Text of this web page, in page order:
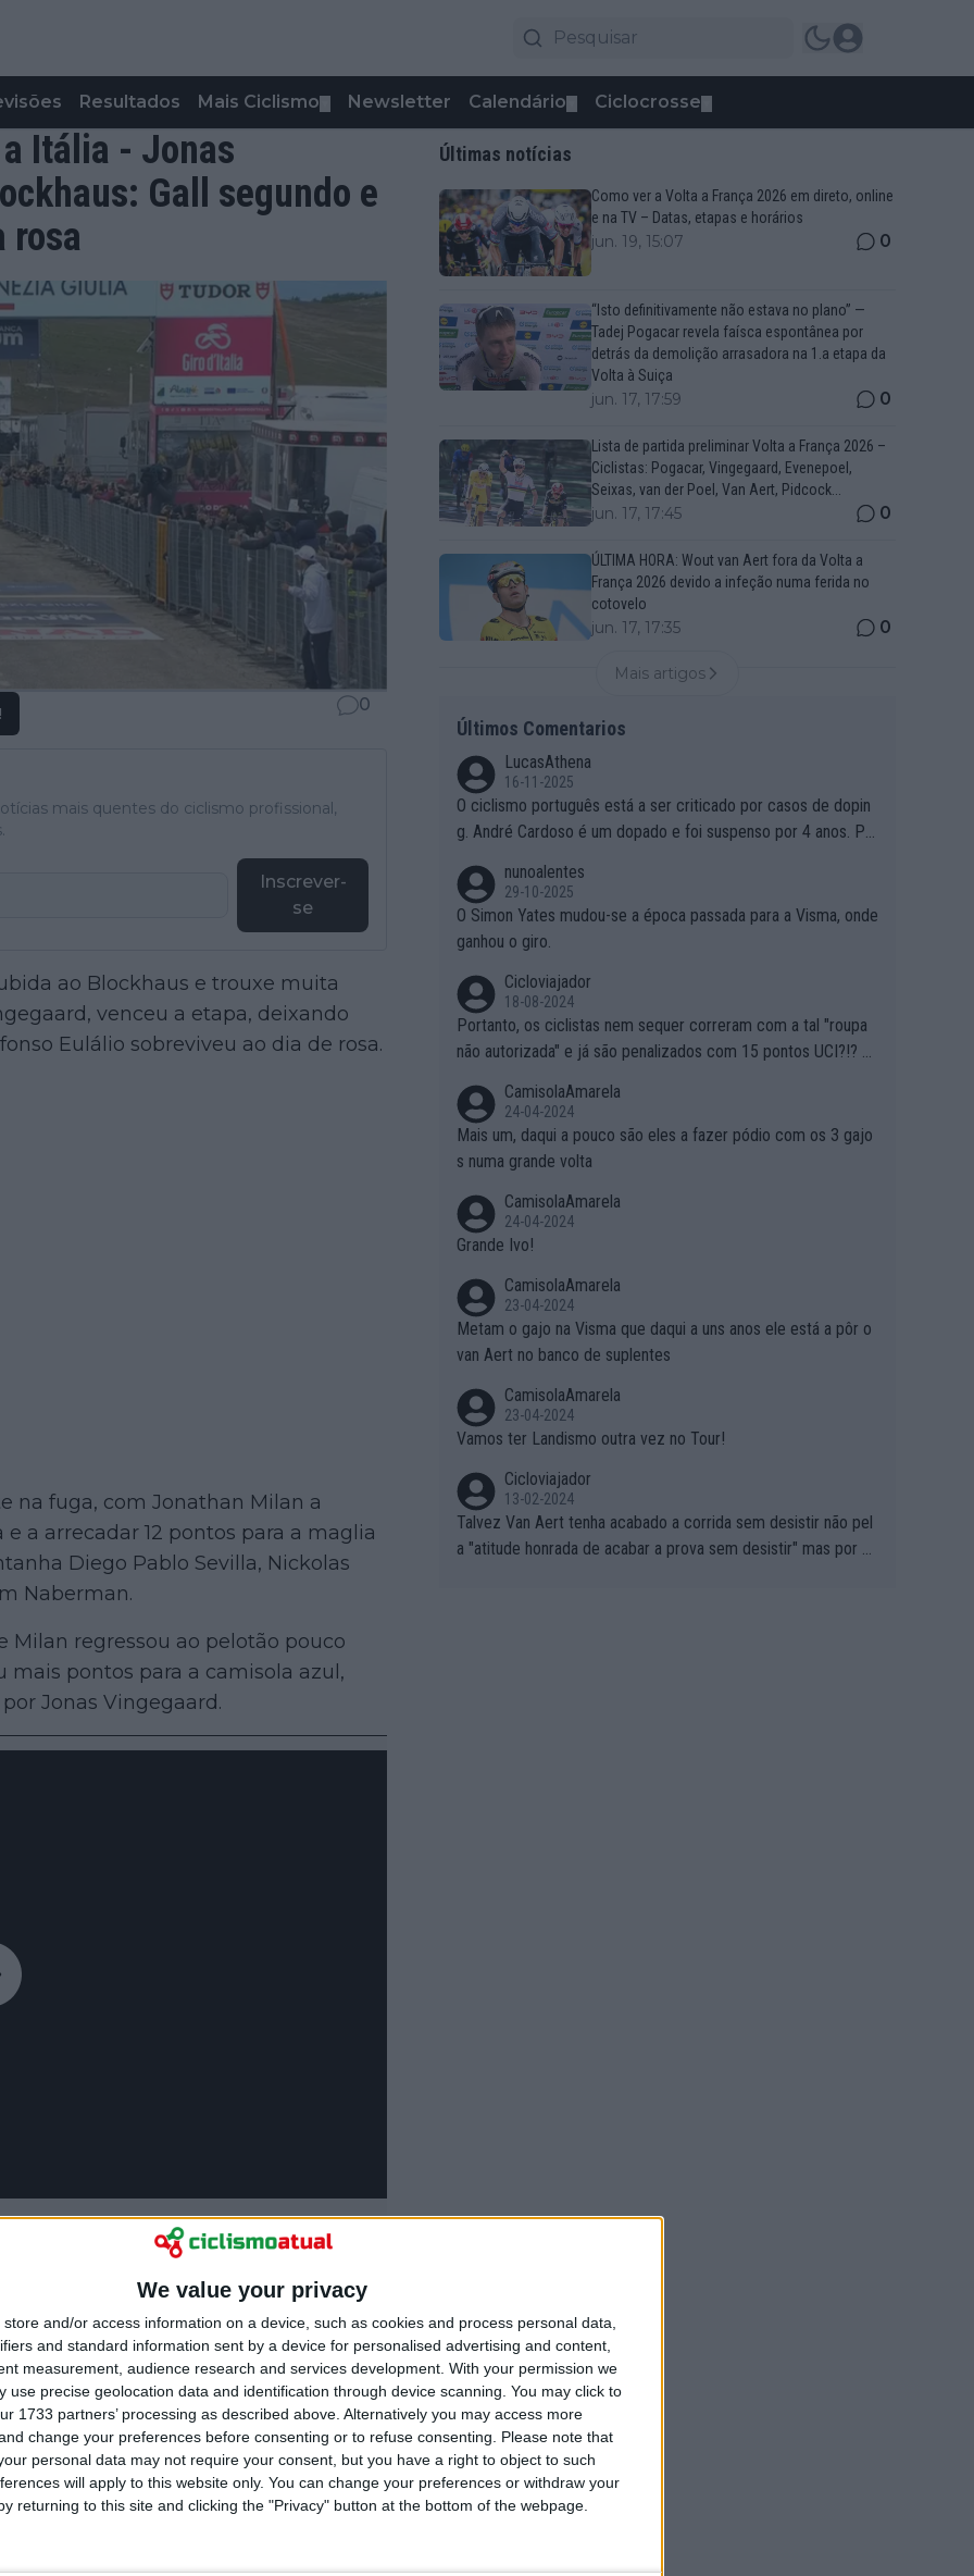
We value your privacy
store and/or access information on a device, such as cookies and process personal data,
and standard information sent by a device for personalised advertising and content,
measurement, audience research and services development. With your permission we
use precise geolocation data and identification through device scanning. You may click to
1733 partners’ processing as described above. Alternatively you may access more
change your preferences before consenting or to refuse consenting.
Please note that
personal data may not require your consent, but you have a right to object to such
will apply to this website only. You can change your preferences or withdraw your
returning to this site and clicking the "Privacy" button at the bottom of the webpage.
Resultados Mais Ciclismo Newsletter Calendário Ciclocrosse
Itália - Jonas
Gall segundo e
rosa
0
mais quentes do ciclismo profissional,
Inscrever-
se
ao Blockhaus e trouxe muita
venceu a etapa, deixando
Eulálio sobreviveu ao dia de rosa.
na fuga, com Jonathan Milan a
a arrecadar 12 pontos para a maglia
Diego Pablo Sevilla, Nickolas
Naberman.
Milan regressou ao pelotão pouco
pontos para a camisola azul,
Jonas Vingegaard.
parte do dia, mas começou a
aproximavam da ascensão final de 13
então o controlo da corrida, a
Últimas notícias
Como ver a Volta a França 2026 em direto, online
e na TV – Datas, etapas e horários
jun. 19, 15:07 0
“Isto definitivamente não estava no plano” —
Tadej Pogacar revela faísca espontânea por
detrás da demolição arrasadora na 1.a etapa da
Volta à Suiça
jun. 17, 17:59 0
Lista de partida preliminar Volta a França 2026 –
Ciclistas: Pogacar, Vingegaard, Evenepoel,
Seixas, van der Poel, Van Aert, Pidcock...
jun. 17, 17:45 0
ÚLTIMA HORA: Wout van Aert fora da Volta a
França 2026 devido a infeção numa ferida no
cotovelo
jun. 17, 17:35 0
Mais artigos
Últimos Comentarios
LucasAthena
16-11-2025
O ciclismo português está a ser criticado por casos de dopin
g. André Cardoso é um dopado e foi suspenso por 4 anos. Po
pado?
nunoalentes
29-10-2025
O Simon Yates mudou-se a época passada para a Visma, onde
ganhou o giro.
Cicloviajador
18-08-2024
Portanto, os ciclistas nem sequer correram com a tal "roupa
não autorizada" e já são penalizados com 15 pontos UCI?!? S
entende... Mas penalizar os atletas retirando-lhes pontos??? Is
to é roubar na secretaria o que os atletas conquistam na estra
da!
CamisolaAmarela
24-04-2024
Mais um, daqui a pouco são eles a fazer pódio com os 3 gajo
s numa grande volta
CamisolaAmarela
24-04-2024
Grande Ivo!
CamisolaAmarela
23-04-2024
Metam o gajo na Visma que daqui a uns anos ele está a pôr o
van Aert no banco de suplentes
CamisolaAmarela
23-04-2024
Vamos ter Landismo outra vez no Tour!
Cicloviajador
13-02-2024
Talvez Van Aert tenha acabado a corrida sem desistir não pel
a "atitude honrada de acabar a prova sem desistir" mas por ou